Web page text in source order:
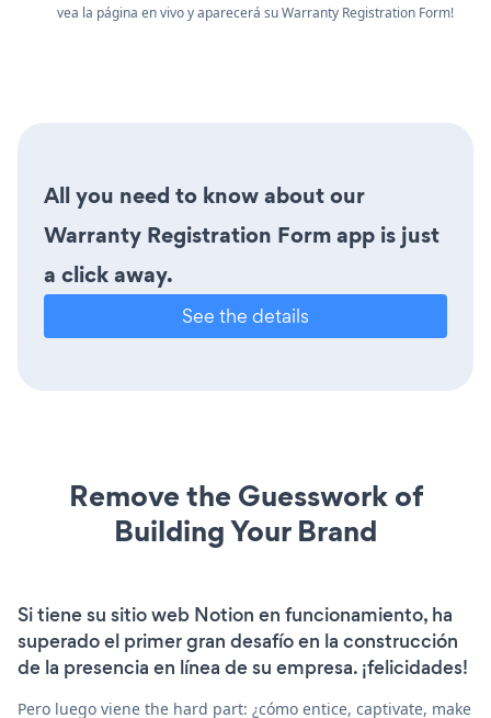
vea la página en vivo y aparecerá su Warranty Registration Form!
All you need to know about our
Warranty Registration Form app is just
a click away.
See the details
Remove the Guesswork of
Building Your Brand
Si tiene su sitio web Notion en funcionamiento, ha
superado el primer gran desafío en la construcción
de la presencia en línea de su empresa. ¡felicidades!
Pero luego viene the hard part: ¿cómo entice, captivate, make